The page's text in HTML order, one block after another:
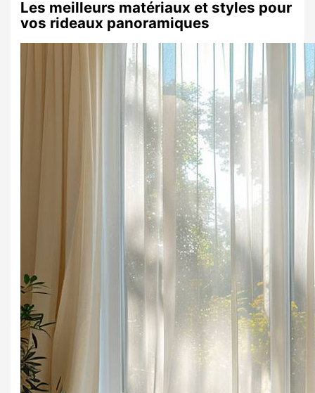
Les meilleurs matériaux et styles pour
vos rideaux panoramiques